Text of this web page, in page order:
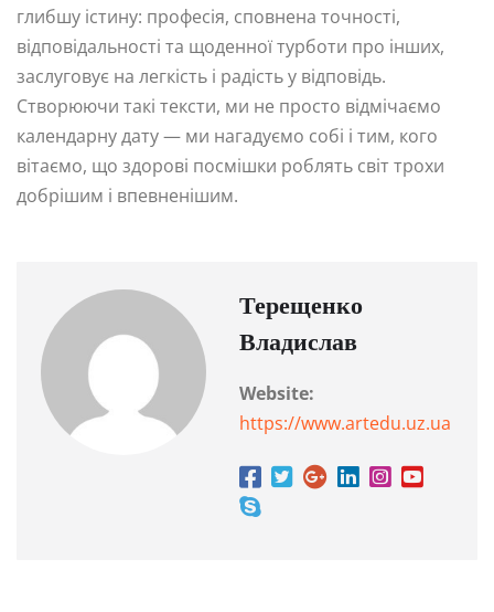
глибшу істину: професія, сповнена точності,
відповідальності та щоденної турботи про інших,
заслуговує на легкість і радість у відповідь.
Створюючи такі тексти, ми не просто відмічаємо
календарну дату — ми нагадуємо собі і тим, кого
вітаємо, що здорові посмішки роблять світ трохи
добрішим і впевненішим.
Терещенко
Владислав
Website:
https://www.artedu.uz.ua